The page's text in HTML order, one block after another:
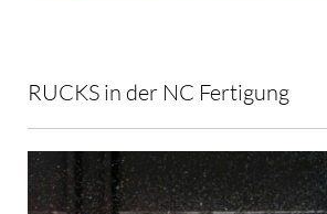
RUCKS in der NC Fertigung